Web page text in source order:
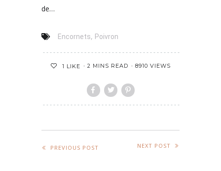
de…
Encornets, Poivron
1 LIKE 2 MINS READ 8910 VIEWS
PREVIOUS POST NEXT POST